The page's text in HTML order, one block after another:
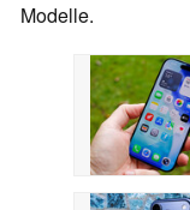
Modelle.